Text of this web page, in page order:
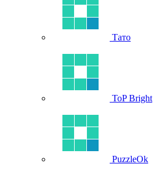
Тато
ToP Bright
PuzzleOk